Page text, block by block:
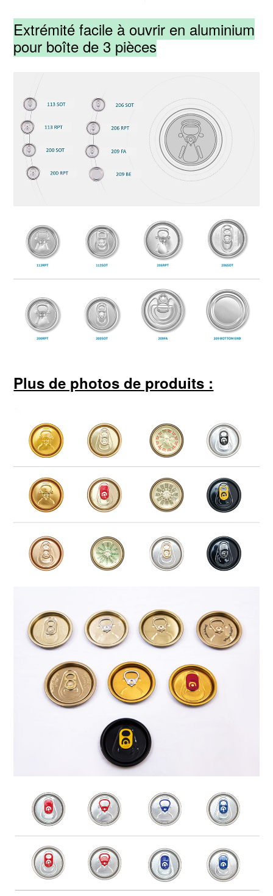
Extrémité facile à ouvrir en aluminium
pour boîte de 3 pièces
Plus de photos de produits :